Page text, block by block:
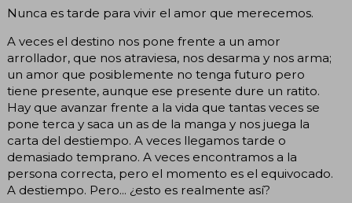
Nunca es tarde para vivir el amor que merecemos.
A veces el destino nos pone frente a un amor
arrollador, que nos atraviesa, nos desarma y nos arma;
un amor que posiblemente no tenga futuro pero
tiene presente, aunque ese presente dure un ratito.
Hay que avanzar frente a la vida que tantas veces se
pone terca y saca un as de la manga y nos juega la
carta del destiempo. A veces llegamos tarde o
demasiado temprano. A veces encontramos a la
persona correcta, pero el momento es el equivocado.
A destiempo. Pero... ¿esto es realmente así?